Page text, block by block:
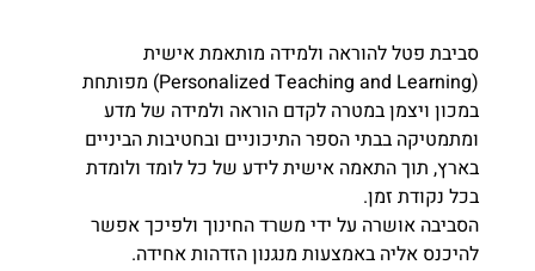
סביבת פטל להוראה ולמידה מותאמת אישית
(Personalized Teaching and Learning) מפותחת
במכון ויצמן במטרה לקדם הוראה ולמידה של מדע
ומתמטיקה בבתי הספר התיכוניים ובחטיבות הביניים
בארץ, תוך התאמה אישית לידע של כל לומד ולומדת
בכל נקודת זמן.
הסביבה אושרה על ידי משרד החינוך ולפיכך אפשר
להיכנס אליה באמצעות מנגנון הזדהות אחידה.